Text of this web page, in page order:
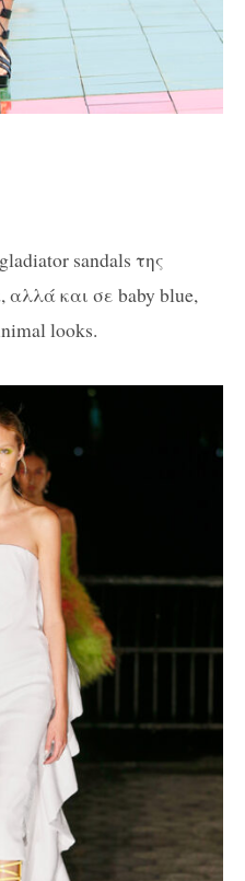
sandals της
αλλά και σε baby blue,
looks.